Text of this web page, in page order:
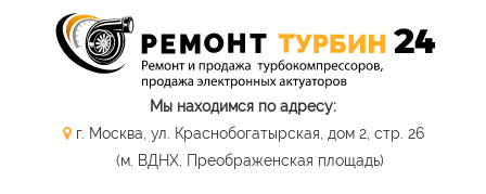
Мы находимся по адресу:
г. Москва, ул. Краснобогатырская, дом 2, стр. 26
(м. ВДНХ, Преображенская площадь)